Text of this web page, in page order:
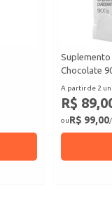
Chocolate
A partir de 2
R$
ouR$ 99,00/